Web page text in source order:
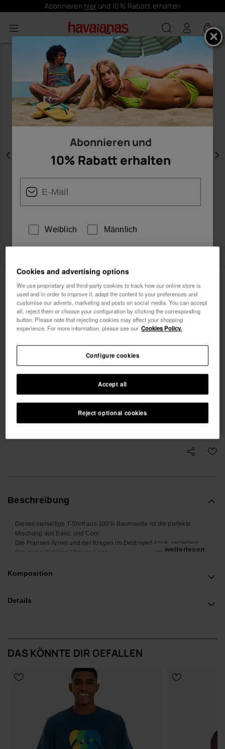
Abonnieren hierund 10% Rabatt erhalten
0
Vorherige
Havaianas T-Shirt Coqueiro Sunshine 29,90 €
IN DEN WARENKORB
Beschreibung
Dieses vielseitige T-Shirt aus 100% Baumwolle ist die perfekte
Mischung aus Basic und Cool.
Die Fransen Ärmel und der Kragen im Destroyed-Look, verleihen
ihm einen lässigen Vintage-Look.
& einer Sonne, auf der Brust sowie einem großen Print auf dem
Kaufe online auf www.havaianas-store.com, dem offiziellen
... weiterlesen
Komposition
Details
DAS KÖNNTE DIR GEFALLEN
Abonnieren und
10% Rabatt erhalten
Weiblich Männlich
erhalten. Ich habe dieDatenschutzerklärung
und akzeptiert.
Ich möchte 10% Rabatt
Cookies and advertising options
We use proprietary and third-party cookies to track how our online store is
used and in order to improve it, adapt the content to your preferences and
customise our adverts, marketing and posts on social media. You can accept
all, reject them or choose your configuration by clicking the corresponding
button. Please note that rejecting cookies may affect your shopping
experience. For more information, please see our Cookies Policy.
Reject optional cookies
Accept all
Configure cookies